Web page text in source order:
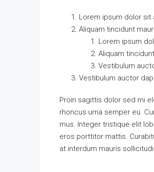
Lorem ipsum dolor
Aliquam tincidunt
Lorem ipsum
Aliquam
Vestibulum
Vestibulum auctor
Proin sagittis dolor sed mi
rhoncus urna semper eu.
mus. Integer tristique elit
eros porttitor mattis.
at interdum mauris